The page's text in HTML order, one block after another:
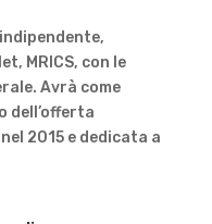
MRICS, con le
Avrà come
dell’offerta
2015 e dedicata a